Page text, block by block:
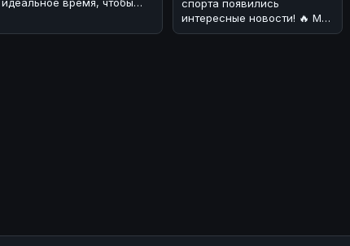
из мира электромо
спорта появились
интересные новости! 🔥 Мы
разобрались, что BMW